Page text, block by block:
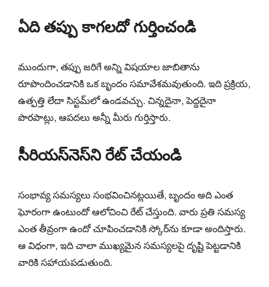
ఏది తప్పు కాగలదో గుర్తించండి
ముందుగా, తప్పు జరిగే అన్ని విషయాల జాబితాను
రూపొందించడానికి ఒక బృందం సమావేశమవుతుంది. ఇది ప్రక్రియ,
ఉత్పత్తి లేదా సిస్టమ్‌లో ఉండవచ్చు. చిన్నదైనా, పెద్దదైనా
పొరపాట్లు, ఆపదలు అన్నీ మీరు గుర్తిస్తారు.
సీరియస్‌నెస్‌ని రేట్ చేయండి
సంభావ్య సమస్యలు సంభవించినట్లయితే, బృందం అది ఎంత
ఘోరంగా ఉంటుందో ఆలోచించి రేట్ చేస్తుంది. వారు ప్రతి సమస్య
ఎంత తీవ్రంగా ఉందో చూపించడానికి స్కోర్‌ను కూడా అందిస్తారు.
ఆ విధంగా, ఇది చాలా ముఖ్యమైన సమస్యలపై దృష్టి పెట్టడానికి
వారికి సహాయపడుతుంది.